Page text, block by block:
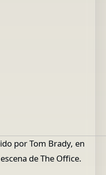
por Tom Brady, en
de The Office.